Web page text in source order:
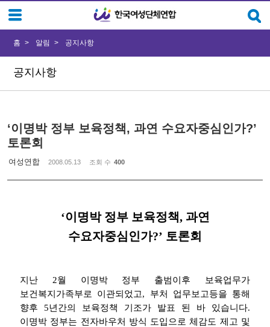
공지사항
홈 알림 공지사항
‘이명박 정부 보육정책, 과연 수요자중심인가?’
토론회
여성연합 2008.05.13 조회 수 400
‘이명박 정부 보육정책, 과연
수요자중심인가?’ 토론회
지난 2월 이명박 정부 출범이후 보육업무가
보건복지가족부로 이관되었고, 부처 업무보고등을 통해
향후 5년간의 보육정책 기조가 발표 된 바 있습니다.
이명박 정부는 전자바우처 방식 도입으로 체감도 제고 및